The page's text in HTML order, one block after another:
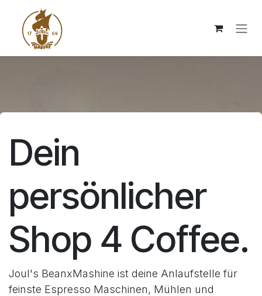
Zum Inhalt springen
Dein
persönlicher
Shop 4 Coffee.
Joul's BeanxMashine ist deine Anlaufstelle für
feinste Espresso Maschinen, Mühlen und